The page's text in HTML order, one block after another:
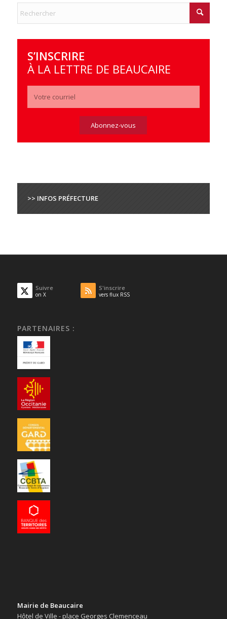
S’INSCRIRE
À LA LETTRE DE BEAUCAIRE
>> INFOS PRÉFECTURE
Suivre
on X
S'inscrire
vers flux RSS
PARTENAIRES :
Mairie de Beaucaire
Hôtel de Ville - place Georges Clemenceau